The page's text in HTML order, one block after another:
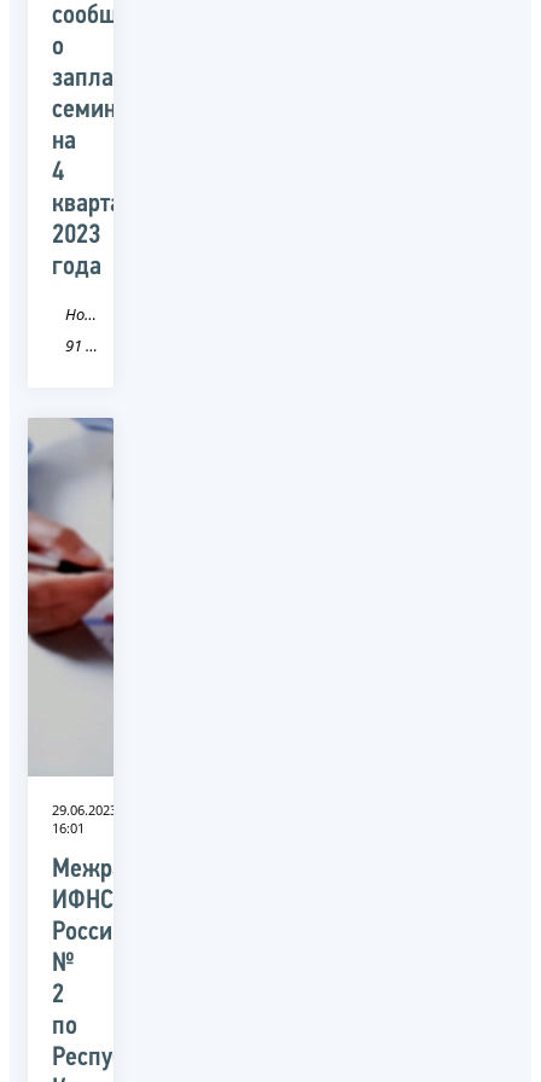
сообщает
о
запланированных
семинарах
на
4
квартал
2023
года
Новость
91 Республика Крым
29.06.2023
16:01
Межрайонная
ИФНС
России
№
2
по
Республике